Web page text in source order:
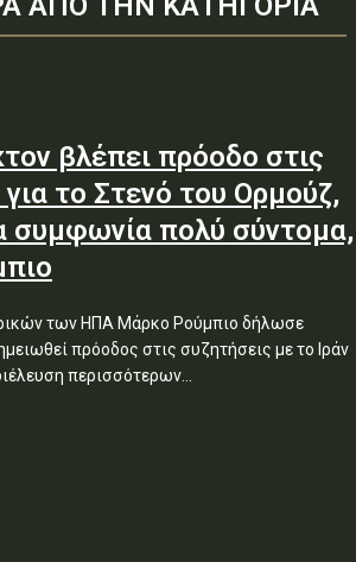
βλέπει πρόοδο στις
για το Στενό του Ορμούζ,
συμφωνία πολύ σύντομα,
των ΗΠΑ Μάρκο Ρούμπιο δήλωσε
πρόοδος στις συζητήσεις με το Ιράν
περισσότερων...